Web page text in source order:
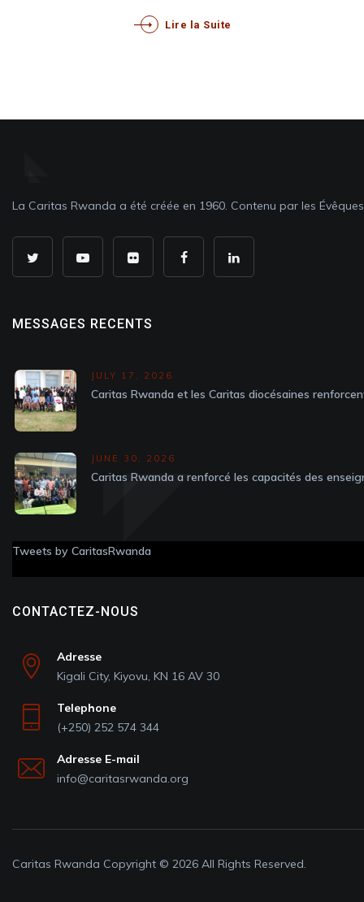
Lire la Suite
La Caritas Rwanda a été créée en 1960. Contenu par les
MESSAGES RECENTS
JULY 17, 2026
Caritas Rwanda et les Caritas diocésaines
JUNE 30, 2026
Caritas Rwanda a renforcé les capacités des
Tweets by CaritasRwanda
CONTACTEZ-NOUS
Adresse
Kigali City, Kiyovu, KN 16 AV 30
Telephone
(+250) 252 574 344
Adresse E-mail
info@caritasrwanda.org
Caritas Rwanda Copyright © 2026 All Rights Reserved.